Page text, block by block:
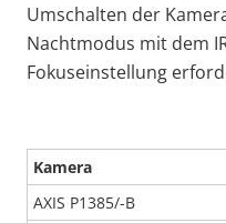
Umschalten der
Nachtmodus mit dem
Fokuseinstellung
Kamera
AXIS P1385/-B